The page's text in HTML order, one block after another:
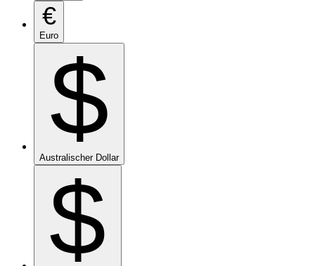
€
Euro
$
Australischer Dollar
$